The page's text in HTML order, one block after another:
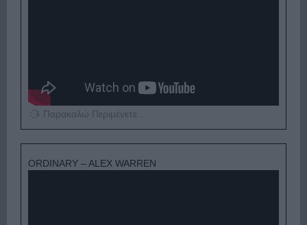
Παρακαλώ Περιμένετε...
ORDINARY – ALEX WARREN